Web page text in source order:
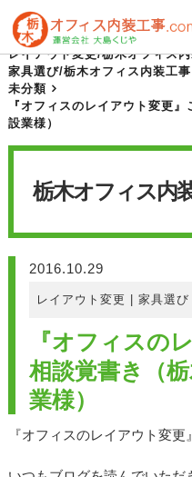
HOME
栃木オフィス内装工事 ブログ
レイアウト変更/栃木オフィス
家具選び/栃木オフィス内装工
未分類
『オフィスのレイアウト変更
設業様）
栃木オフィス内
2016.10.29
レイアウト変更 家具選び
『オフィスの
相談覚書き（
業様）
『オフィスのレイアウト変更』